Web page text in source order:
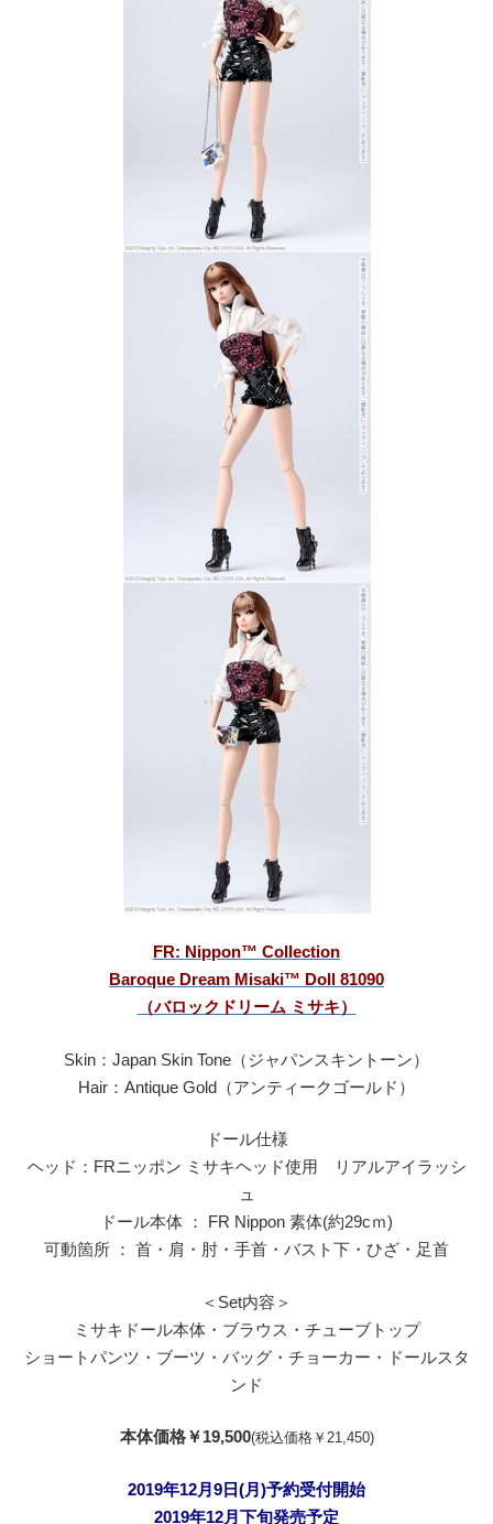
FR: Nippon™ Collection
Baroque Dream Misaki™ Doll 81090
（バロックドリーム ミサキ）
Skin：Japan Skin Tone（ジャパンスキントーン）
Hair：Antique Gold（アンティークゴールド）
ドール仕様
ヘッド：FRニッポン ミサキヘッド使用 リアルアイラッシ
ュ
ドール本体 ： FR Nippon 素体(約29cｍ)
可動箇所 ： 首・肩・肘・手首・バスト下・ひざ・足首
＜Set内容＞
ミサキドール本体・ブラウス・チューブトップ
ショートパンツ・ブーツ・バッグ・チョーカー・ドールスタ
ンド
本体価格￥19,500(税込価格￥21,450)
2019年12月9日(月)予約受付開始
2019年12月下旬発売予定